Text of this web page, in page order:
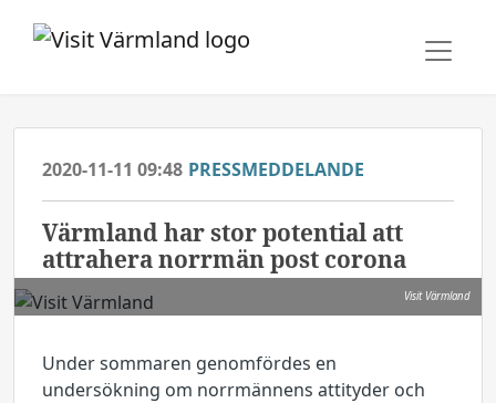
2020-11-11 09:48 PRESSMEDDELANDE
Värmland har stor potential att
attrahera norrmän post corona
Visit Värmland
Under sommaren genomfördes en
undersökning om norrmännens attityder och